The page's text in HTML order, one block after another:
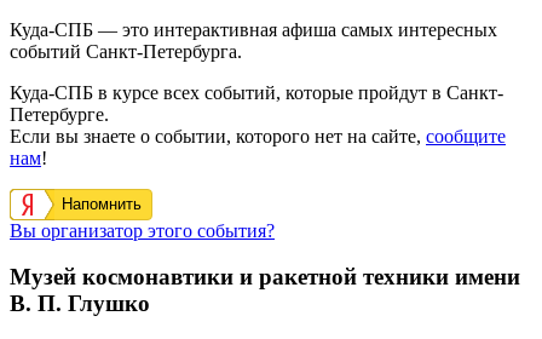
Куда-СПБ — это интерактивная афиша самых интересных
событий Санкт-Петербурга.
Куда-СПБ в курсе всех событий, которые пройдут в Санкт-
Петербурге.
Если вы знаете о событии, которого нет на сайте, сообщите
нам!
Напомнить
Вы организатор этого события?
Музей космонавтики и ракетной техники имени
В. П. Глушко